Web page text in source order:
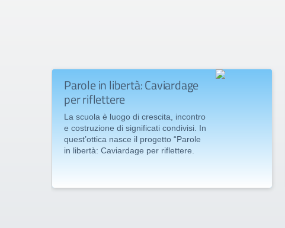
Parole in libertà: Caviardage
per riflettere
La scuola è luogo di crescita, incontro
e costruzione di significati condivisi. In
quest’ottica nasce il progetto “Parole
in libertà: Caviardage per riflettere.